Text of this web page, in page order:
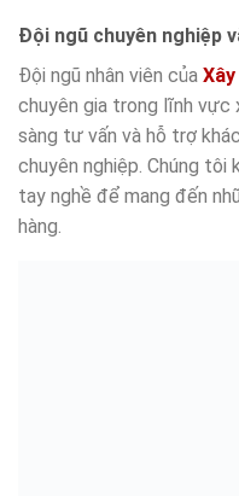
Đội ngũ chuyên nghiệp
Đội ngũ nhân viên của
chuyên gia trong lĩnh vực
sàng tư vấn và hỗ trợ
chuyên nghiệp. Chúng tôi
tay nghề để mang đến
hàng.